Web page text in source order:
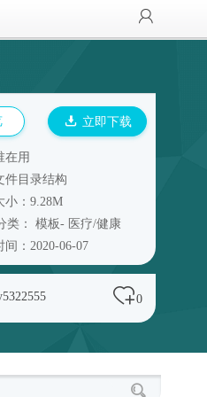
立即下载
在用
件目录结构
小：9.28M
类： 模板- 医疗/健康
间：2020-06-07
0